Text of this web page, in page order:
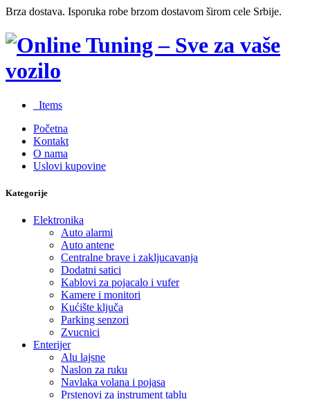
Brza dostava. Isporuka robe brzom dostavom širom cele Srbije.
Items
Početna
Kontakt
O nama
Uslovi kupovine
Kategorije
Elektronika
Auto alarmi
Auto antene
Centralne brave i zakljucavanja
Dodatni satici
Kablovi za pojacalo i vufer
Kamere i monitori
Kućište ključa
Parking senzori
Zvucnici
Enterijer
Alu lajsne
Naslon za ruku
Navlaka volana i pojasa
Prstenovi za instrument tablu